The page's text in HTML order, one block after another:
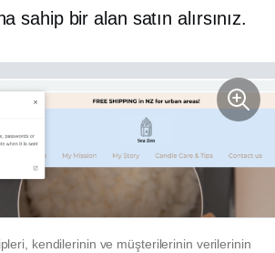
sahip bir alan satın alırsınız.
kendilerinin ve müşterilerinin verilerinin